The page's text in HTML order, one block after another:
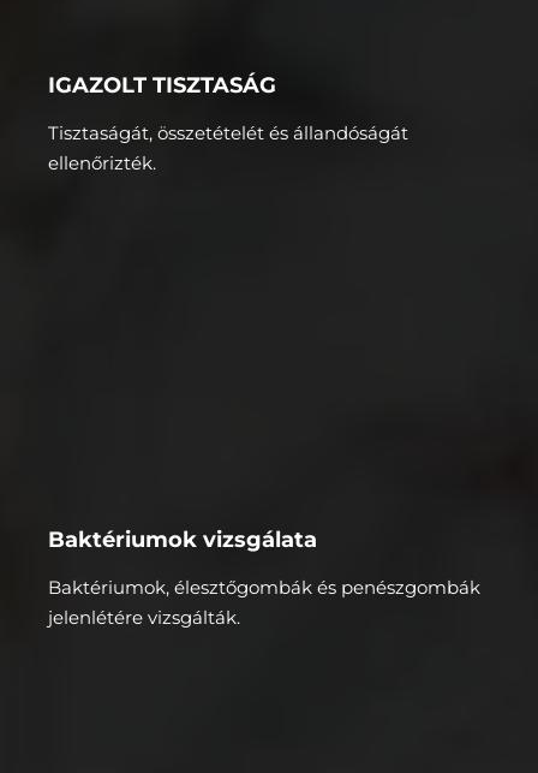
IGAZOLT TISZTASÁG
Tisztaságát, összetételét és állandóságát
ellenőrizték.
Baktériumok vizsgálata
Baktériumok, élesztőgombák és penészgombák
jelenlétére vizsgálták.